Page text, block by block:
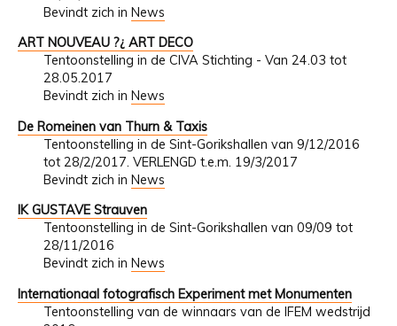
Bevindt zich in News
ART NOUVEAU ?¿ ART DECO
Tentoonstelling in de CIVA Stichting - Van 24.03 tot
28.05.2017
Bevindt zich in News
De Romeinen van Thurn & Taxis
Tentoonstelling in de Sint-Gorikshallen van 9/12/2016
tot 28/2/2017. VERLENGD t.e.m. 19/3/2017
Bevindt zich in News
IK GUSTAVE Strauven
Tentoonstelling in de Sint-Gorikshallen van 09/09 tot
28/11/2016
Bevindt zich in News
Internationaal fotografisch Experiment met Monumenten
Tentoonstelling van de winnaars van de IFEM wedstrijd